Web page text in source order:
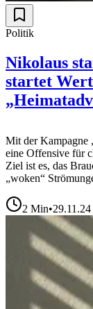
Politik
Nikolaus
startet
Mit der Kampagne
eine Offensive für
Ziel ist es, das
„woken“
2 Min•29.11.24